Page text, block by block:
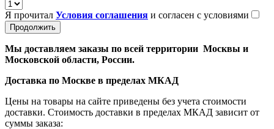
Я прочитал Условия соглашения и согласен с условиями
Продолжить
Мы доставляем заказы по всей территории Москвы и
Московской области, России.
Доставка по Москве в пределах МКАД
Цены на товары на сайте приведены без учета стоимости
доставки. Стоимость доставки в пределах МКАД зависит от
суммы заказа: